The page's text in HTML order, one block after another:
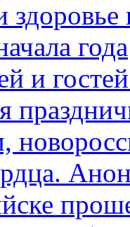
года
и